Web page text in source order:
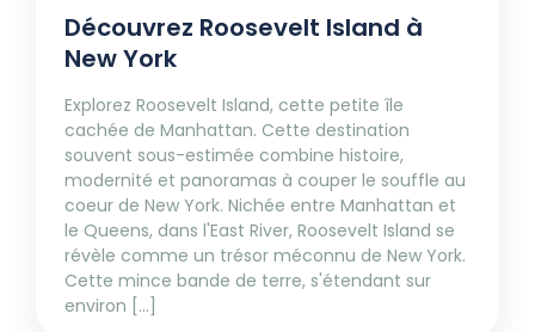
Découvrez Roosevelt Island à
New York
Explorez Roosevelt Island, cette petite île
cachée de Manhattan. Cette destination
souvent sous-estimée combine histoire,
modernité et panoramas à couper le souffle au
coeur de New York. Nichée entre Manhattan et
le Queens, dans l'East River, Roosevelt Island se
révèle comme un trésor méconnu de New York.
Cette mince bande de terre, s'étendant sur
environ [...]